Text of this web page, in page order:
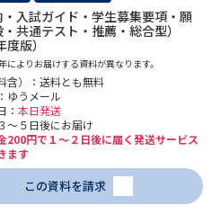
入試ガイド・学生募集要項・願
共通テスト・推薦・総合型）
度版）
によりお届けする資料が異なります。
含）：送料とも無料
ゆうメール
： 本日発送
～５日後にお届け
200円で１～２日後に届く発送サービス
ます
この資料を請求